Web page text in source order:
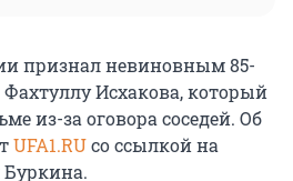
признал невиновным 85-
Исхакова, который
из-за оговора соседей. Об
UFA1.RUсо ссылкой на